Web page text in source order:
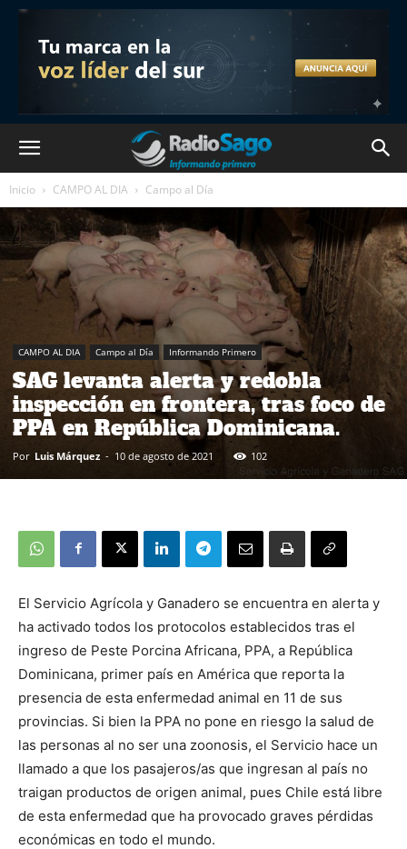
Inicio CAMPO AL DIA Campo al Día
CAMPO AL DIA Campo al Día Informando Primero
SAG levanta alerta y redobla
inspección en frontera, tras foco de
PPA en República Dominicana.
Por Luis Márquez - 10 de agosto de 2021 102
El Servicio Agrícola y Ganadero se encuentra en alerta y
ha activado todos los protocolos establecidos tras el
ingreso de Peste Porcina Africana, PPA, a República
Dominicana, primer país en América que reporta la
presencia de esta enfermedad animal en 11 de sus
provincias. Si bien la PPA no pone en riesgo la salud de
las personas al no ser una zoonosis, el Servicio hace un
llamado a que los pasajeros/as que ingresan al país no
traigan productos de origen animal, pues Chile está libre
de esta enfermedad que ha provocado graves pérdidas
económicas en todo el mundo.